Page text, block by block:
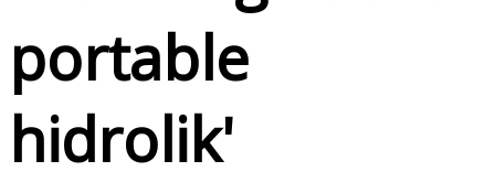
portable
hidrolik'